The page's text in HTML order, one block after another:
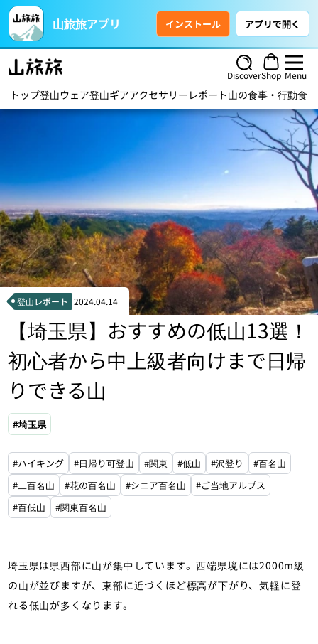
山旅旅アプリ インストール アプリで開く
DiscoverShop Menu
トップ登山ウェア登山ギアアクセサリー レポート山の食事・行動食
登山レポート 2024.04.14
【埼玉県】おすすめの低山13選！
初心者から中上級者向けまで日帰
りできる山
#埼玉県
#ハイキング #日帰り可登山 #関東 #低山 #沢登り
#百名山
#二百名山
#花の百名山 #シニア百名山
#ご当地アルプス
#百低山
#関東百名山
埼玉県は県西部に山が集中しています。西端県境には2000m級
の山が並びますが、東部に近づくほど標高が下がり、気軽に登
れる低山が多くなります。